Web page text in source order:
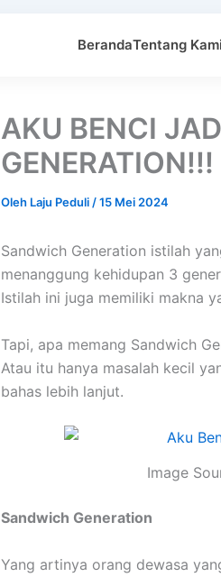
BerandaTentang Kami
AKU BENCI
GENERATION!!!
Oleh Laju Peduli /15 Mei 2024
Sandwich Generation istilah
menanggung kehidupan 3
Istilah ini juga memiliki makna
Tapi, apa memang Sandwich
Atau itu hanya masalah kecil
bahas lebih lanjut.
Image
Sandwich Generation
Yang artinya orang dewasa